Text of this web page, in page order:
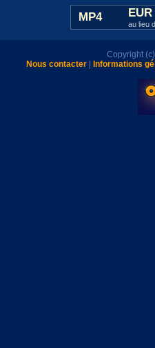
MP4
au lieu
Copyright
Nous contacter| Informations